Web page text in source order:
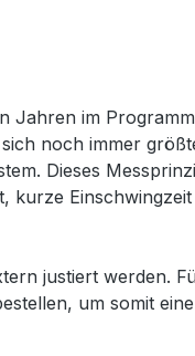
Jahren im
noch immer
Dieses
kurze
justiert werden.
um somit